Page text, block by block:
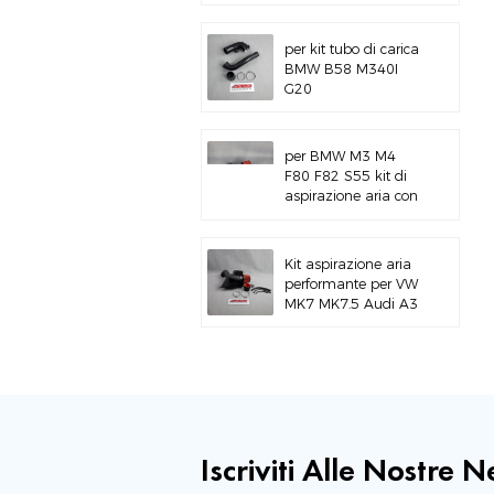
per kit tubo di carica
BMW B58 M340I
G20
per BMW M3 M4
F80 F82 S55 kit di
aspirazione aria con
Kit aspirazione aria
performante per VW
MK7 MK7.5 Audi A3
Iscriviti Alle Nostre